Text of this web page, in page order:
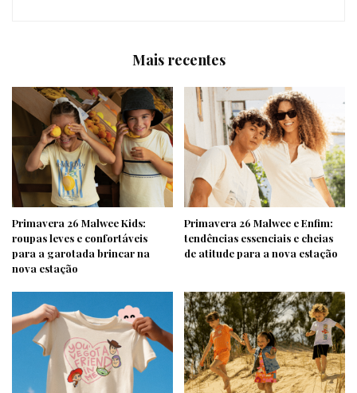
Mais recentes
Primavera 26 Malwee Kids:
roupas leves e confortáveis
para a garotada brincar na
nova estação
Primavera 26 Malwee e Enfim:
tendências essenciais e cheias
de atitude para a nova estação